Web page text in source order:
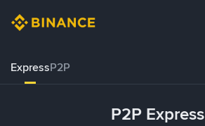
ExpressP2P
P2P Express